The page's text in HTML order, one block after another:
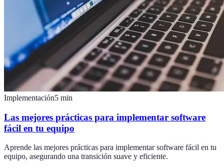
Implementación5 min
Las mejores prácticas para implementar software
fácil en tu equipo
Aprende las mejores prácticas para implementar software fácil en tu
equipo, asegurando una transición suave y eficiente.